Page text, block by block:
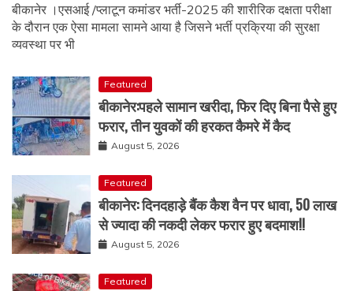
बीकानेर ।एसआई /प्लाटून कमांडर भर्ती-2025 की शारीरिक दक्षता परीक्षा
के दौरान एक ऐसा मामला सामने आया है जिसने भर्ती प्रक्रिया की सुरक्षा
व्यवस्था पर भी
Featured
बीकानेर:पहले सामान खरीदा, फिर दिए बिना पैसे हुए
फरार, तीन युवकों की हरकत कैमरे में कैद
August 5, 2026
Featured
बीकानेर: दिनदहाड़े बैंक कैश वैन पर धावा, 50 लाख
से ज्यादा की नकदी लेकर फरार हुए बदमाश!!
August 5, 2026
Featured